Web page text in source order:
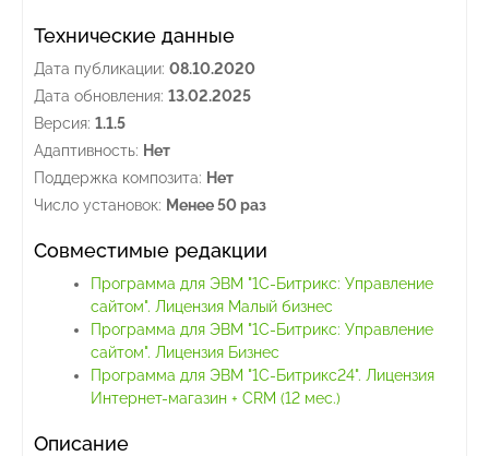
Технические данные
Дата публикации: 08.10.2020
Дата обновления: 13.02.2025
Версия: 1.1.5
Адаптивность: Нет
Поддержка композита: Нет
Число установок: Менее 50 раз
Совместимые редакции
Программа для ЭВМ "1С-Битрикс: Управление
сайтом". Лицензия Малый бизнес
Программа для ЭВМ "1С-Битрикс: Управление
сайтом". Лицензия Бизнес
Программа для ЭВМ "1С-Битрикс24". Лицензия
Интернет-магазин + CRM (12 мес.)
Описание